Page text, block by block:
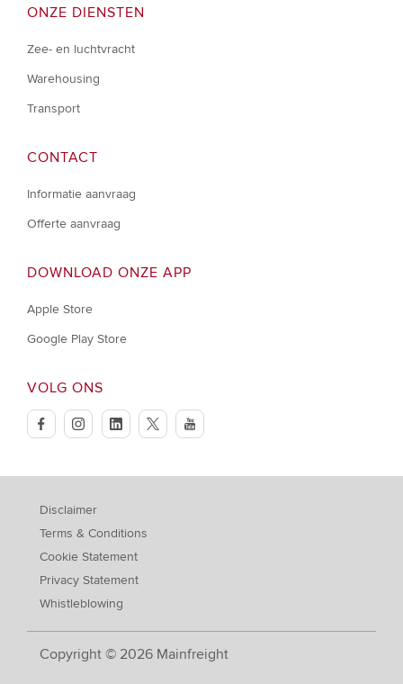
ONZE DIENSTEN
Zee- en luchtvracht
Warehousing
Transport
CONTACT
Informatie aanvraag
Offerte aanvraag
DOWNLOAD ONZE APP
Apple Store
Google Play Store
VOLG ONS
facebookinstagramlinkedintwitteryoutube
Copyright © 2026 Mainfreight
Disclaimer
Terms & Conditions
Cookie Statement
Privacy Statement
Whistleblowing